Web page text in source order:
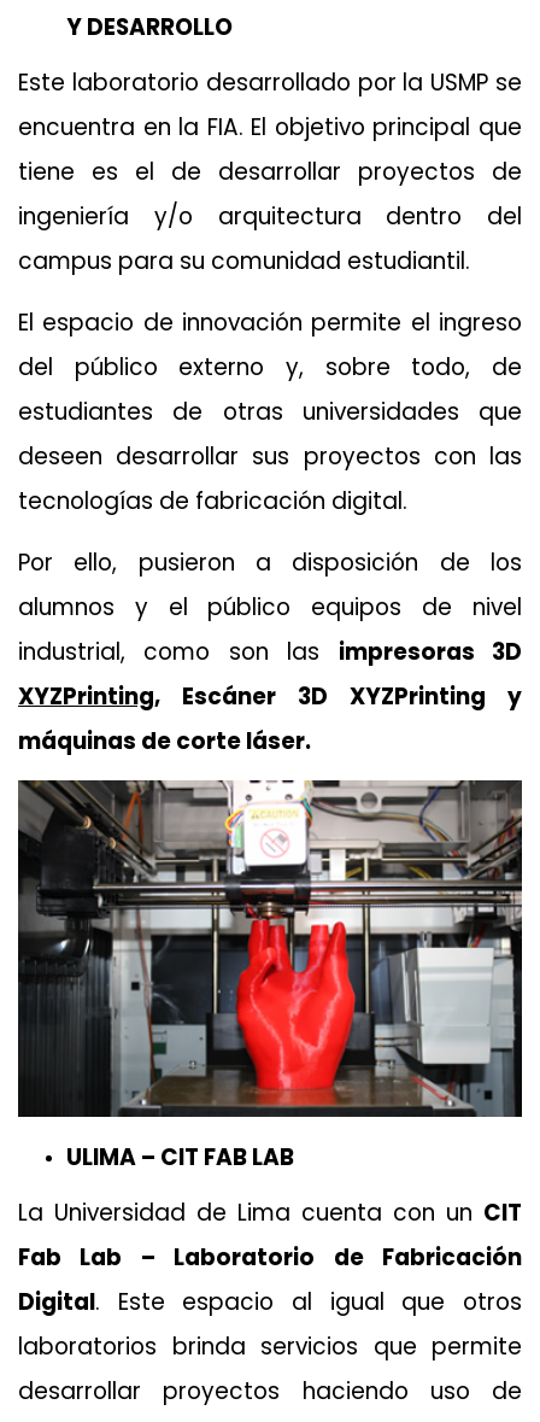
Y DESARROLLO
Este laboratorio desarrollado por la USMP se
encuentra en la FIA. El objetivo principal que
tiene es el de desarrollar proyectos de
ingeniería y/o arquitectura dentro del
campus para su comunidad estudiantil.
El espacio de innovación permite el ingreso
del público externo y, sobre todo, de
estudiantes de otras universidades que
deseen desarrollar sus proyectos con las
tecnologías de fabricación digital.
Por ello, pusieron a disposición de los
alumnos y el público equipos de nivel
industrial, como son las impresoras 3D
XYZPrinting, Escáner 3D XYZPrinting y
máquinas de corte láser.
ULIMA – CIT FAB LAB
La Universidad de Lima cuenta con un CIT
Fab Lab – Laboratorio de Fabricación
Digital. Este espacio al igual que otros
laboratorios brinda servicios que permite
desarrollar proyectos haciendo uso de